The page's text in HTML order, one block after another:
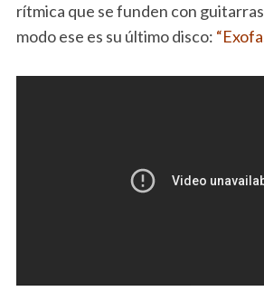
rítmica que se funden con
modo ese es su último disco: